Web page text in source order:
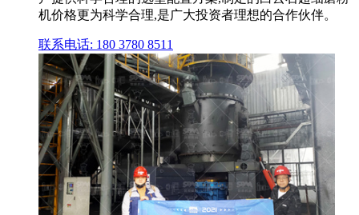
机价格更为科学合理,是广大投资者理想的合作伙伴。
联系电话: 180 3780 8511